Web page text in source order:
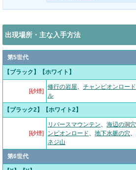
出現場所・主な入手方法
第5世代
【ブラック】【ホワイト】
[砂煙]
修行の岩屋、 チャンピオンロード
ル
【ブラック2】【ホワイト2】
[砂煙]
リバースマウンテン、 海辺の洞穴
ンピオンロード、 地下水脈の穴、
ネジ山
第6世代